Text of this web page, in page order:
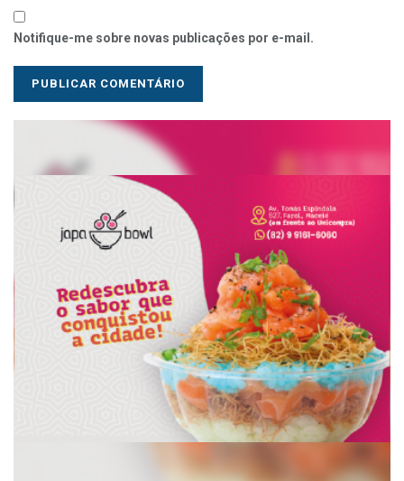
Notifique-me sobre novas publicações por e-mail.